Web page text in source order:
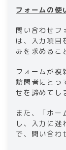
フォームの使
問い合わせフ
は、入力項目
みを求めるこ
フォームが複
訪問者にとっ
せを諦めてし
また、「ホー
し、入力に迷
で、問い合わ